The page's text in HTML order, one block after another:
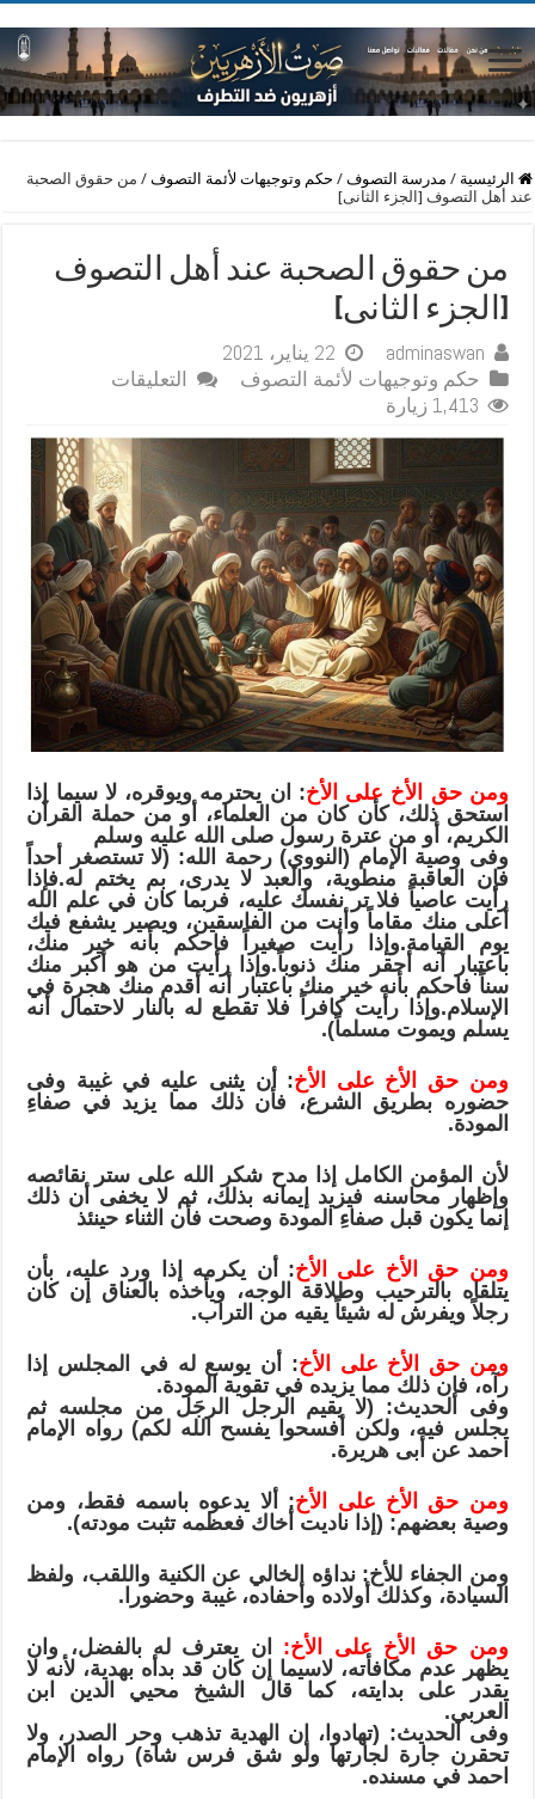
الرئيسية / مدرسة التصوف / حكم وتوجيهات لأئمة التصوف / من حقوق الصحبة
عند أهل التصوف [الجزء الثانى]
من حقوق الصحبة عند أهل التصوف
[الجزء الثانى]
adminaswan
22 يناير، 2021
حكم وتوجيهات لأئمة التصوف
التعليقات
الصحبة
عند
أهل
التصوف
[الجزء
الثانى]
مغلقة
1,413 زيارة
ومن حق الأخ على الأخ: ان يحترمه ويوقره، لا سيما إذا
استحق ذلك، كأن كان من العلماء، أو من حملة القراَن
الكريم، أو من عترة رسول صلى الله عليه وسلم
وفى وصية الإمام (النووي) رحمة الله: (لا تستصغر أحداً
فإن العاقبة منطوية، والعبد لا يدرى، بم يختم له.فإذا
رأيت عاصياً فلا تر نفسك عليه، فربما كان في علم الله
أعلى منك مقاماً وأنت من الفاسقين، ويصير يشفع فيك
يوم القيامة.وإذا رأيت صغيراً فاحكم بأنه خير منك،
باعتبار أنه أحقر منك ذنوباً.وإذا رأيت من هو أكبر منك
سناً فاحكم بأنه خير منك باعتبار أنه أقدم منك هجرة في
الإسلام.وإذا رأيت كافراً فلا تقطع له بالنار لاحتمال أنه
يسلم ويموت مسلماً).
ومن حق الأخ على الأخ: أن يثنى عليه في غيبة وفى
حضوره بطريق الشرع، فأن ذلك مما يزيد في صفاءِ
المودة.
لأن المؤمن الكامل إذا مدح شكر الله على ستر نقائصه
وإظهار محاسنه فيزيد إيمانه بذلك، ثم لا يخفى أن ذلك
إنما يكون قبل صفاءِ المودة وصحت فأن الثناء حينئذ
ومن حق الأخ على الأخ: أن يكرمه إذا ورد عليه، بأن
يتلقاه بالترحيب وطلاقة الوجه، ويأخذه بالعناق إن كان
رجلاً ويفرش له شيئاً يقيه من التراب.
ومن حق الأخ على الأخ: أن يوسع له في المجلس إذا
رآه، فإن ذلك مما يزيده في تقوية المودة.
وفى الحديث: (لا يقيم الرجل الرجَل من مجلسه ثم
يجلس فيه، ولكن أفسحوا يفسح الله لكم) رواه الإمام
احمد عن أبى هريرة.
ومن حق الأخ على الأخ: ألا يدعوه باسمه فقط، ومن
وصية بعضهم: (إذا ناديت أخاك فعظمه تثبت مودته).
ومن الجفاء للأخ: نداؤه الخالي عن الكنية واللقب، ولفظ
السيادة، وكذلك أولاده وأحفاده، غيبة وحضورا.
ومن حق الأخ على الأخ: ان يعترف له بالفضل، وان
يظهر عدم مكافأته، لاسيما إن كان قد بدأه بهدية، لأنه لا
يقدر على بدايته، كما قال الشيخ محيي الدين ابن
العربي.
وفى الحديث: (تهادوا، إن الهدية تذهب وحر الصدر، ولا
تحقرن جارة لجارتها ولو شق فرس شاة) رواه الإمام
احمد في مسنده.